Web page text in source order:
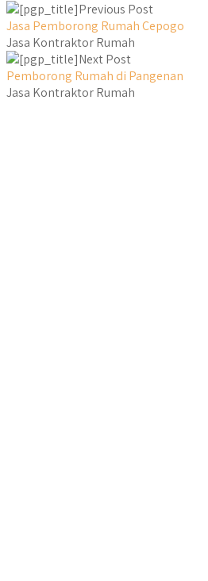
Previous Post
Jasa Pemborong Rumah Cepogo
Jasa Kontraktor Rumah
Next Post
Pemborong Rumah di Pangenan
Jasa Kontraktor Rumah